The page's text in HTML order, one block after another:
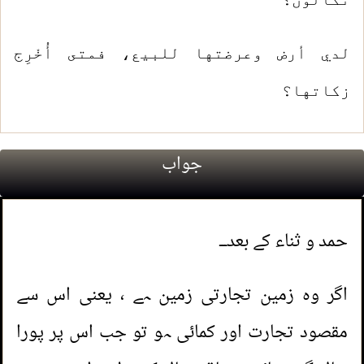
لدي أرض وعرضتها للبيع، فمتى أُخْرِج
زكاتها؟
جواب
حمد و ثناء کے بعد۔۔۔
اگر وہ زمین تجارتی زمین ہے ، یعنی اس سے
مقصود تجارت اور کمائی ہو تو جب اس پر پورا
1. کیا یہ ضرورت سود لینے کو مباح کرتی ہے؟
ریزر بلیڈ بیچنے کا حکم
3.
4. خون بہا کی ادائیگی کے انشورنس کا کیا حکم